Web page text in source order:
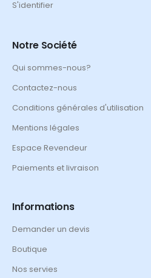
S'identifier
Notre Société
Qui sommes-nous?
Contactez-nous
Conditions générales d'utilisation
Mentions légales
Espace Revendeur
Paiements et livraison
Informations
Demander un devis
Boutique
Nos servies